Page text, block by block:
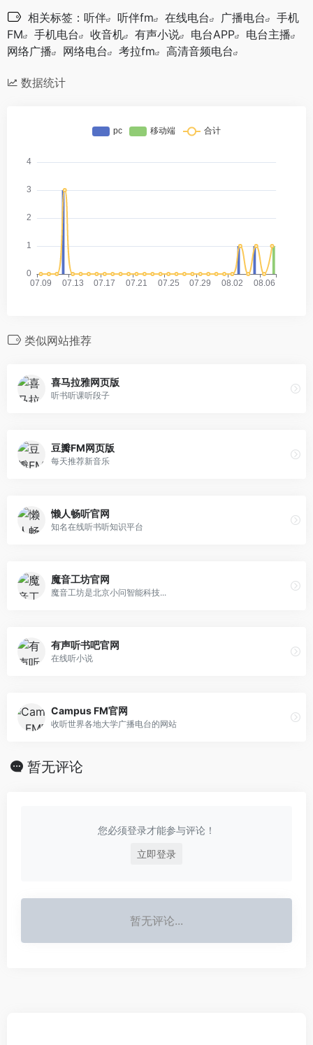
相关标签： 听伴 听伴fm 在线电台 广播电台
手机
FM
手机电台 收音机 有声小说 电台APP
电台主播
网络广播
网络电台 考拉fm 高清音频电台
数据统计
类似网站推荐
喜马拉雅网页版
听书听课听段子
豆瓣FM网页版
每天推荐新音乐
懒人畅听官网
知名在线听书听知识平台
魔音工坊官网
魔音工坊是北京小问智能科技...
有声听书吧官网
在线听小说
Campus FM官网
收听世界各地大学广播电台的网站
暂无评论
您必须登录才能参与评论！
立即登录
暂无评论...